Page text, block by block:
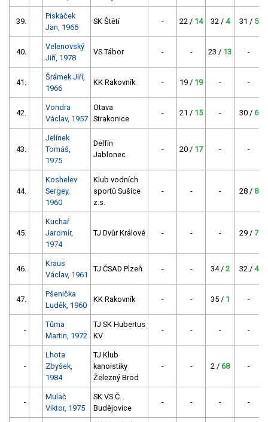
39.
Piskáček
Jan, 1966
SK Štětí - 22 / 14 32 / 4 31 / 5
40.
Velenovský
Jiří, 1978
VS Tábor - - 23 / 13 -
41.
Šrámek Jiří,
1966
KK Rakovník - 19 / 19 - -
42.
Vondra
Václav, 1957
Otava
Strakonice
- 21 / 15 - 30 / 6
43.
Jelínek
Tomáš,
1975
Delfín
Jablonec
- 20 / 17 - -
44.
Koshelev
Sergey,
1960
Klub vodních
sportů Sušice
z.s.
- - - 28 / 8
45.
Kuchař
Jaromír,
1974
TJ Dvůr Králové - - - 29 / 7
46.
Kraus
Václav, 1961
TJ ČSAD Plzeň - - 34 / 2 32 / 4
47.
Pšenička
Luděk, 1960
KK Rakovník - - 35 / 1 -
-
Tůma
Martin, 1972
TJ SK Hubertus
KV
- - - -
-
Lhota
Zbyšek,
1984
TJ Klub
kanoistiky
Železný Brod
- - 2 / 68 -
-
Mulač
Viktor, 1975
SK VS Č.
Budějovice
- - - -